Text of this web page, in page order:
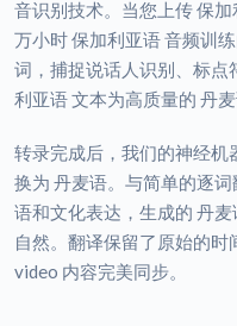
音识别技术。当您上传 保
万小时 保加利亚语 音频训
词，捕捉说话人识别、标点
利亚语 文本为高质量的 丹
转录完成后，我们的神经机
换为 丹麦语。与简单的逐
语和文化表达，生成的 丹
自然。翻译保留了原始的
video 内容完美同步。